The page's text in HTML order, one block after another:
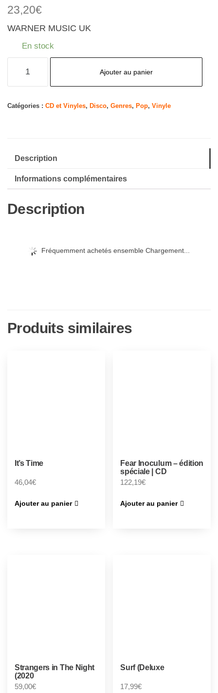
23,20€
WARNER MUSIC UK
En stock
Will
Ajouter au panier
Catégories : CD et Vinyles, Disco, Genres, Pop, Vinyle
Description
Informations complémentaires
Description
Fréquemment achetés ensemble Chargement...
Produits similaires
It’s Time
46,04€
Ajouter au panier
Fear Inoculum – édition
spéciale | CD
122,19€
Ajouter au panier
Strangers in The Night
(2020
59,00€
Surf (Deluxe
17,99€